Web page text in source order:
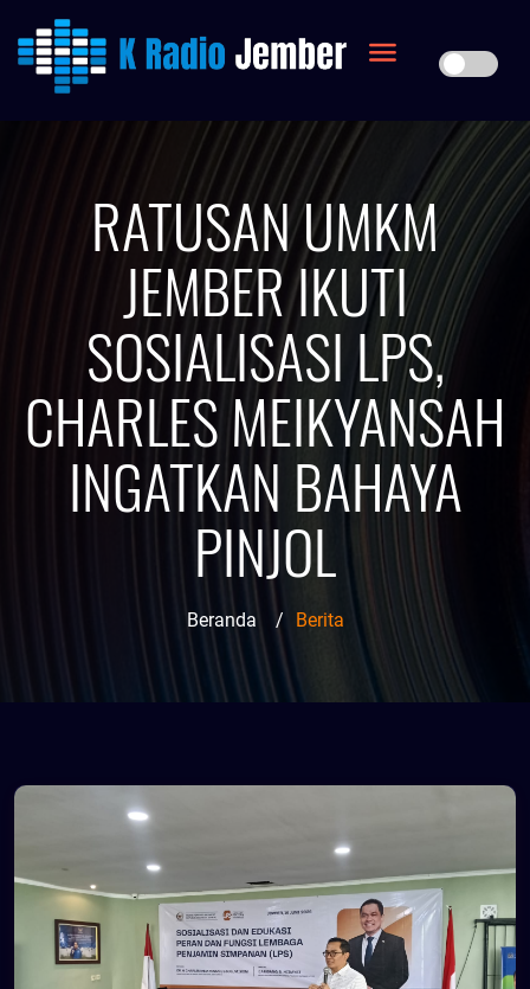
RATUSAN UMKM
JEMBER IKUTI
SOSIALISASI LPS,
CHARLES MEIKYANSAH
INGATKAN BAHAYA
PINJOL
Beranda / Berita